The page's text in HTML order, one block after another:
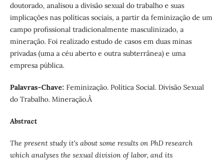
doutorado, analisou a divisão sexual do trabalho e suas
implicações nas políticas sociais, a partir da feminização de um
campo profissional tradicionalmente masculinizado, a
mineração. Foi realizado estudo de casos em duas minas
privadas (uma a céu aberto e outra subterrânea) e uma
empresa pública.
Palavras-Chave: Feminização. Política Social. Divisão Sexual
do Trabalho. Mineração.Â
Abstract
The present study it's about some results on PhD research
which analyses the sexual division of labor, and its